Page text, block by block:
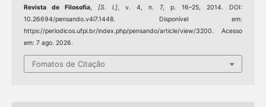
Revista de Filosofia
[S. l.] , v. 4, n. 7, p. 16–25, 2014. DOI:
10.26694/pensando.v4i7.1448. Disponível em:
https://periodicos.ufpi.br/index.php/pensando/article/view/3200. Acesso
em: 7 ago. 2026.
Fomatos de Citação